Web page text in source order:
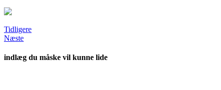
Tidligere
Næste
indlæg du måske vil kunne lide